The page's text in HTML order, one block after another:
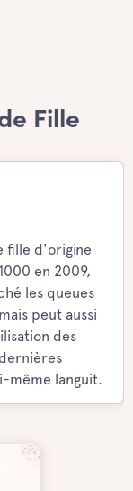
Fille
fille d'origine
en 2009,
les queues
peut aussi
des
même languit.